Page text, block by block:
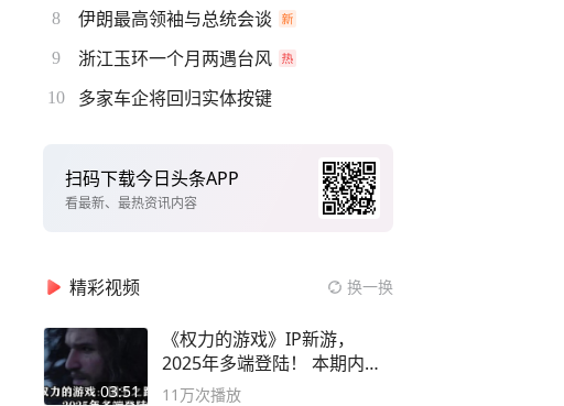
8 伊朗最高领袖与总统会谈
9 浙江玉环一个月两遇台风
10 多家车企将回归实体按键
扫码下载今日头条APP
看最新、最热资讯内容
精彩视频 换一换
03:51
《权力的游戏》IP新游，
2025年多端登陆！ 本期内容
概要
11万次播放